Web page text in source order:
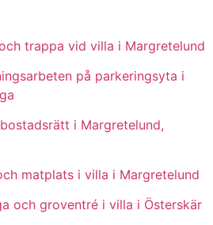
trappa vid villa i Margretelund
på parkeringsyta i
i Margretelund,
matplats i villa i Margretelund
och groventré i villa i Österskär